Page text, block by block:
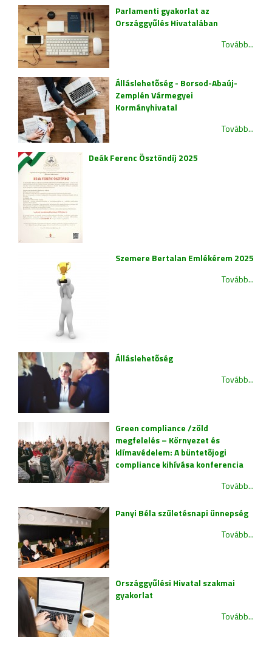
Parlamenti gyakorlat az
Országgyűlés Hivatalában
Tovább...
Álláslehetőség - Borsod-Abaúj-
Zemplén Vármegyei
Kormányhivatal
Tovább...
Deák Ferenc Ösztöndíj 2025
Szemere Bertalan Emlékérem 2025
Tovább...
Álláslehetőség
Tovább...
Green compliance /zöld
megfelelés – Környezet és
klímavédelem: A büntetőjogi
compliance kihívása konferencia
Tovább...
Panyi Béla születésnapi ünnepség
Tovább...
Országgyűlési Hivatal szakmai
gyakorlat
Tovább...